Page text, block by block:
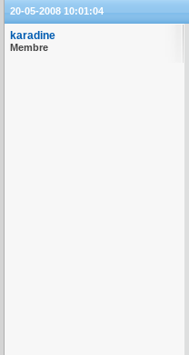
20-05-2008 10:01:04
karadine
Membre